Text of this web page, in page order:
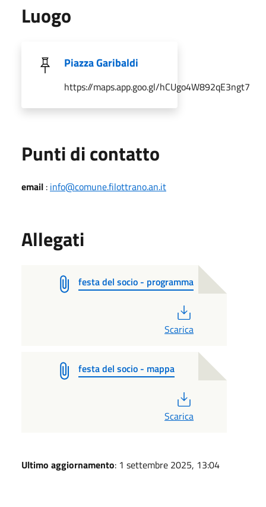
Luogo
Piazza Garibaldi
https://maps.app.goo.gl/hCUgo4W892qE3ngt7
Punti di contatto
email : info@comune.filottrano.an.it
Allegati
festa del socio - programma
Scarica
festa del socio - mappa
Scarica
Ultimo aggiornamento: 1 settembre 2025, 13:04